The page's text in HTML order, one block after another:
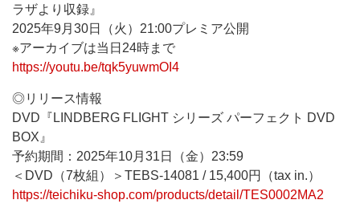
ラザより収録』
2025年9月30日（火）21:00プレミア公開
※アーカイブは当日24時まで
https://youtu.be/tqk5yuwmOI4
◎リリース情報
DVD『LINDBERG FLIGHT シリーズ パーフェクト DVD
BOX』
予約期間：2025年10月31日（金）23:59
＜DVD（7枚組）＞TEBS-14081 / 15,400円（tax in.）
https://teichiku-shop.com/products/detail/TES0002MA2